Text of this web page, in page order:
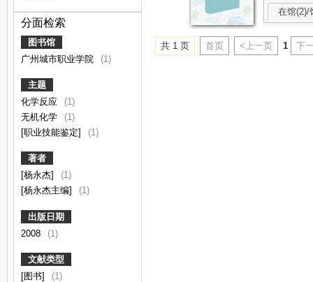
分面检索
图书馆
广州城市职业学院
(1)
主题
化学反应
(1)
无机化学
(1)
[职业技能鉴定]
(1)
著者
[杨永杰]
(1)
[杨永杰主编]
(1)
出版日期
2008
(1)
文献类型
[图书]
(1)
在馆(2)/
共 1 页 首页 <上一页 1 下